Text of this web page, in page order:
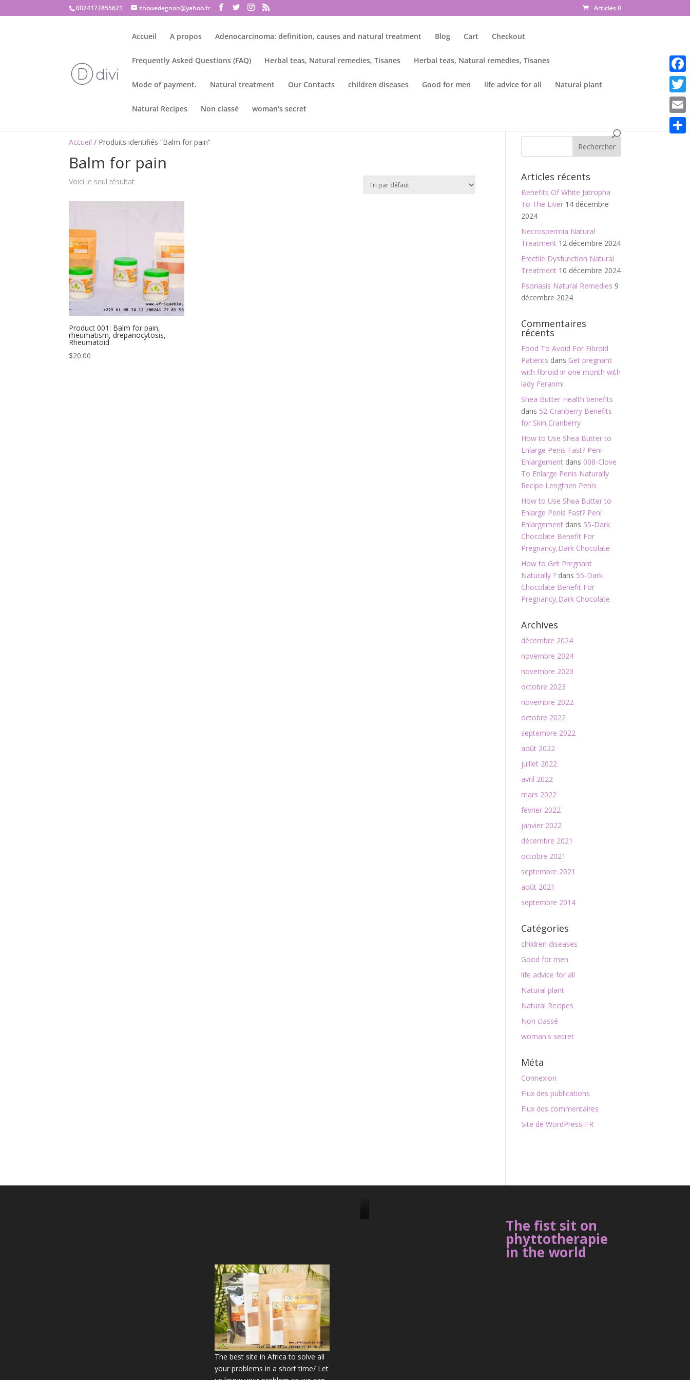
0024177855621 zhouedegnon@yahoo.fr Articles 0
Accueil A propos Adenocarcinoma: definition, causes and natural treatment Blog Cart Checkout
Frequently Asked Questions (FAQ) Herbal teas, Natural remedies, Tisanes Herbal teas, Natural remedies, Tisanes
Mode of payment. Natural treatment Our Contacts children diseases Good for men life advice for all Natural plant
Natural Recipes Non classé woman's secret
Accueil / Produits identifiés “Balm for pain”
Balm for pain
Voici le seul résultat
Product 001: Balm for pain,
rheumatism, drepanocytosis,
Rheumatoid
$20.00
Articles récents
Benefits Of White Jatropha
To The Liver 14 décembre
2024
Necrospermia Natural
Treatment 12 décembre 2024
Erectile Dysfunction Natural
Treatment 10 décembre 2024
Psoriasis Natural Remedies 9
décembre 2024
Commentaires
récents
Food To Avoid For Fibroid
Patients dans Get pregnant
with fibroid in one month with
lady Feranmi
Shea Butter Health benefits
dans 52-Cranberry Benefits
for Skin,Cranberry
How to Use Shea Butter to
Enlarge Penis Fast? Peni
Enlargement dans 008-Clove
To Enlarge Penis Naturally
Recipe Lengthen Penis
How to Use Shea Butter to
Enlarge Penis Fast? Peni
Enlargement dans 55-Dark
Chocolate Benefit For
Pregnancy,Dark Chocolate
How to Get Pregnant
Naturally ? dans 55-Dark
Chocolate Benefit For
Pregnancy,Dark Chocolate
Archives
décembre 2024
novembre 2024
novembre 2023
octobre 2023
novembre 2022
octobre 2022
septembre 2022
août 2022
juillet 2022
avril 2022
mars 2022
février 2022
janvier 2022
décembre 2021
octobre 2021
septembre 2021
août 2021
septembre 2014
Catégories
children diseases
Good for men
life advice for all
Natural plant
Natural Recipes
Non classé
woman's secret
Méta
Connexion
Flux des publications
Flux des commentaires
Site de WordPress-FR
The best site in Africa to solve all
your problems in a short time/ Let
J
The fist sit on
phyttotherapie
in the world
Email